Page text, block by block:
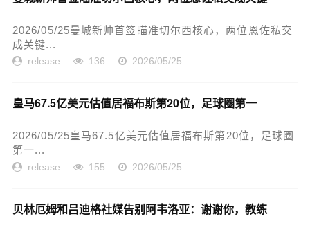
2026/05/25曼城新帅首签瞄准切尔西核心，两位恩佐私交
成关键...
release 136 2026/05/25
皇马67.5亿美元估值居福布斯第20位，足球圈第一
2026/05/25皇马67.5亿美元估值居福布斯第20位，足球圈
第一...
release 155 2026/05/25
贝林厄姆和吕迪格社媒告别阿韦洛亚：谢谢你，教练